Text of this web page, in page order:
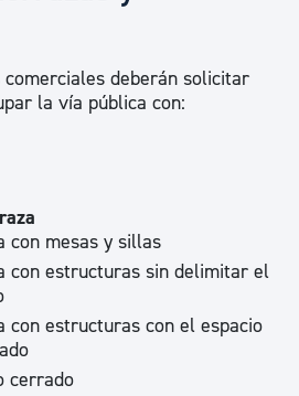
deberán solicitar
la vía pública con:
con mesas y sillas
con estructuras sin delimitar el
con estructuras con el espacio
cerrado